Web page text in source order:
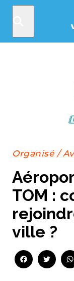
Organisé/
TOM :
ville ?
Facebook